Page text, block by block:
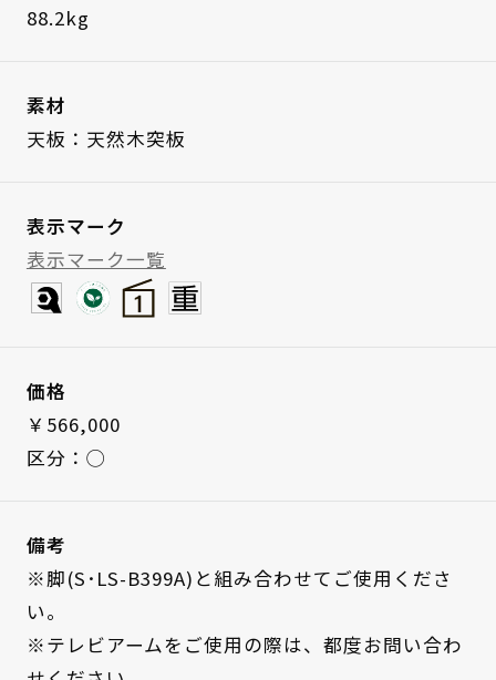
88.2kg
素材
天板：天然木突板
表示マーク
表示マーク一覧
価格
￥566,000
区分：◯
備考
※脚(S･LS-B399A)と組み合わせてご使用くださ
い。
※テレビアームをご使用の際は、都度お問い合わ